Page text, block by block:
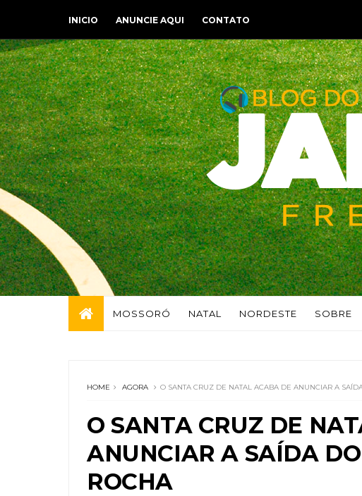
INICIO ANUNCIE AQUI CONTATO
MOSSORÓ NATAL NORDESTE SOBRE
HOME AGORA O SANTA CRUZ DE NATAL ACABA DE ANUNCIAR A
O SANTA CRUZ DE
ANUNCIAR A SAÍDA
ROCHA